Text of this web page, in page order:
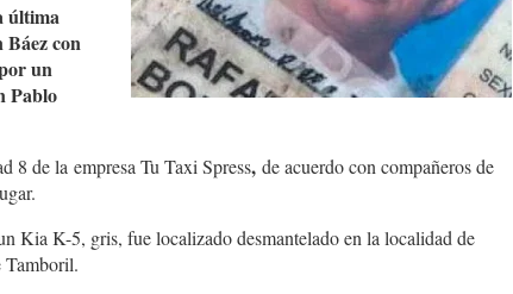
última
Báez con
un
Pablo
8 de la empresa Tu Taxi Spress, de acuerdo con compañeros de
Kia K-5, gris, fue localizado desmantelado en la localidad de
Tamboril.